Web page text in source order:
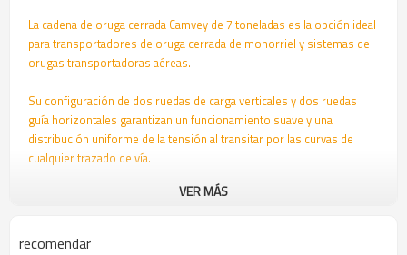
La cadena de oruga cerrada Camvey de 7 toneladas es la opción ideal
para transportadores de oruga cerrada de monorriel y sistemas de
orugas transportadoras aéreas.
Su configuración de dos ruedas de carga verticales y dos ruedas
guía horizontales garantizan un funcionamiento suave y una
distribución uniforme de la tensión al transitar por las curvas de
cualquier trazado de vía.
Con una capacidad de carga máxima de 60 kg por percha y una
cerrada de 7 toneladas está diseñada para soportar los requisitos de
VER MÁS
recomendar